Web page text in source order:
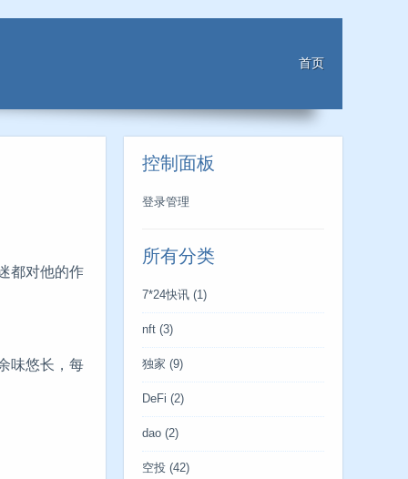
首页
都对他的作
味悠长，每
控制面板
登录管理
所有分类
7*24快讯 (1)
nft (3)
独家 (9)
DeFi (2)
dao (2)
空投 (42)